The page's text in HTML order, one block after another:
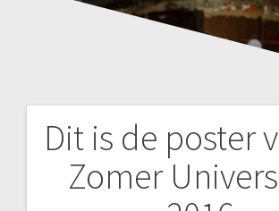
Dit is de poster
Zomer
Bericht
navigatie